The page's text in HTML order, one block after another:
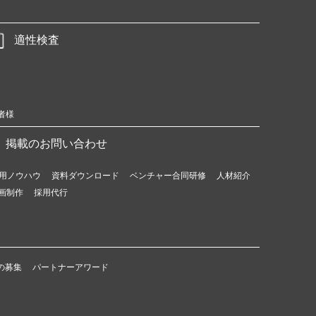
適性検査
様
掲載のお問い合わせ
ノウハウ 資料ダウンロード ベンチャー合同研修
人材紹介
制作
採用代行
募集 パートナーアワード